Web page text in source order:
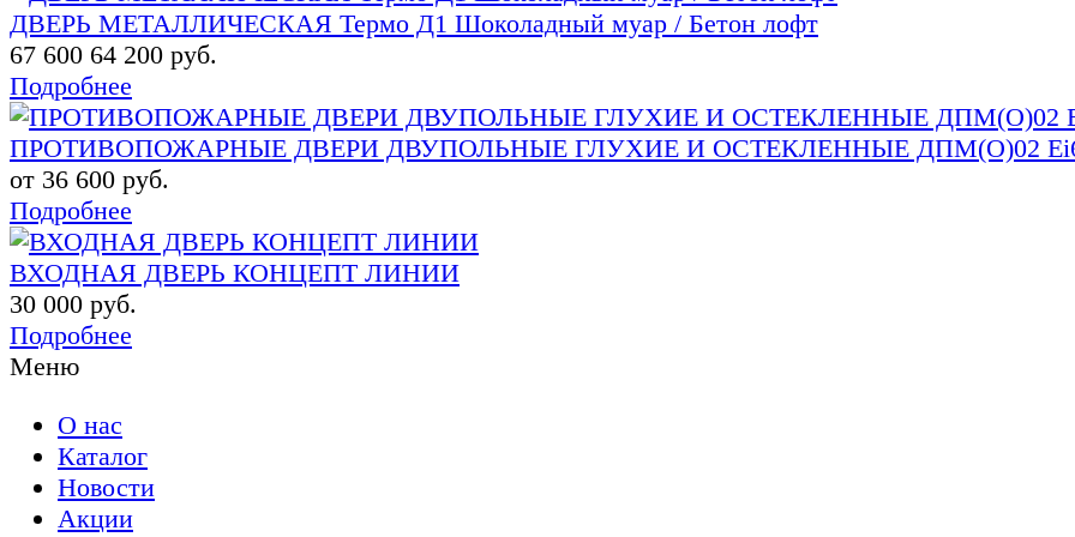
ДВЕРЬ МЕТАЛЛИЧЕСКАЯ Термо Д1 Шоколадный муар / Бетон лофт
67 600 64 200 руб.
Подробнее
ПРОТИВОПОЖАРНЫЕ ДВЕРИ ДВУПОЛЬНЫЕ ГЛУХИЕ И ОСТЕКЛЕННЫЕ ДПМ(О)02
от 36 600 руб.
Подробнее
ВХОДНАЯ ДВЕРЬ КОНЦЕПТ ЛИНИИ
30 000 руб.
Подробнее
Меню
О нас
Каталог
Новости
Акции